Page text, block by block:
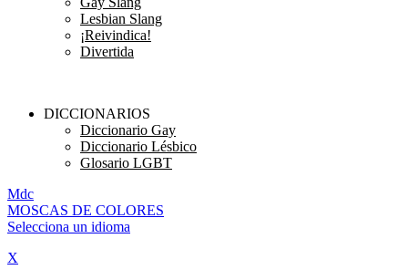
Lesbian Slang
¡Reivindica!
Divertida
DICCIONARIOS
Diccionario Gay
Diccionario Lésbico
Glosario LGBT
Mdc
MOSCAS DE COLORES
Selecciona un idioma
X